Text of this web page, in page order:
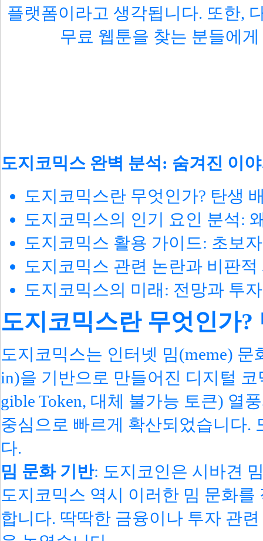
플랫폼이라고 생각됩니다. 또한,
무료 웹툰을 찾는 분들에
도지코믹스 완벽 분석: 숨겨진 이
도지코믹스란 무엇인가? 탄생
도지코믹스의 인기 요인 분석:
도지코믹스 활용 가이드: 초보
도지코믹스 관련 논란과 비판적
도지코믹스의 미래: 전망과 투
도지코믹스란 무엇인가
도지코믹스는 인터넷 밈(meme)
in)을 기반으로 만들어진 디지털
gible Token, 대체 불가능 토큰) 열
중심으로 빠르게 확산되었습니다.
다.
밈 문화 기반: 도지코인은 시바견
도지코믹스 역시 이러한 밈 문화
합니다. 딱딱한 금융이나 투자 관